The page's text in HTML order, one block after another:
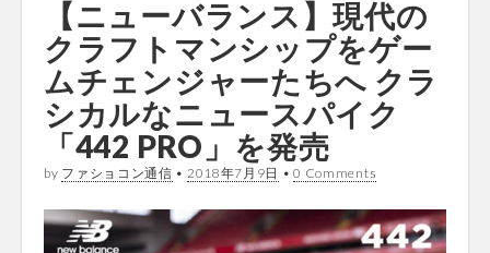
【ニューバランス】現代の
クラフトマンシップをゲー
ムチェンジャーたちへ クラ
シカルなニュースパイク
「442 PRO」を発売
by ファショコン通信 • 2018年7月9日 •0 Comments